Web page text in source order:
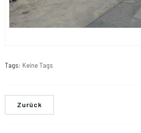
Tags: Keine Tags
Zurück